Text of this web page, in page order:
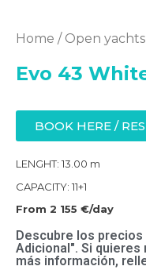
Home / Open yachts
Evo 43
BOOK HERE /
LENGHT: 13.00 m
CAPACITY: 11+1
From 2 155 €/day
Descubre los
Adicional". Si
más información,